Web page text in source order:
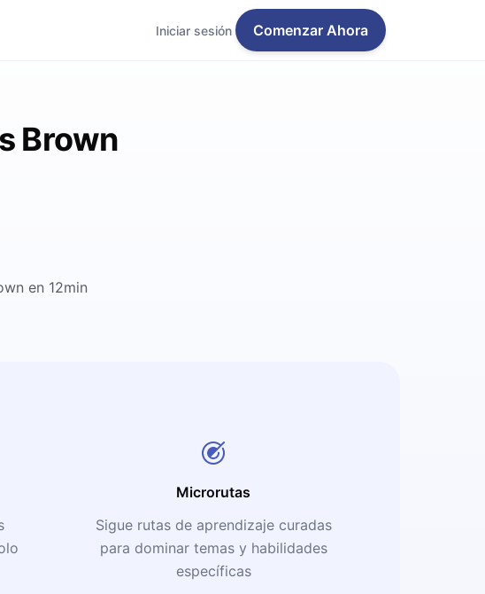
Iniciar sesión Comenzar Ahora
Brown
en 12min
Microrutas
Sigue rutas de aprendizaje curadas
para dominar temas y habilidades
específicas